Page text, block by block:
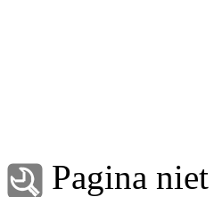
Pagina